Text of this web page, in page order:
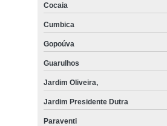
Cocaia
Cumbica
Gopoúva
Guarulhos
Jardim Oliveira,
Jardim Presidente Dutra
Paraventi